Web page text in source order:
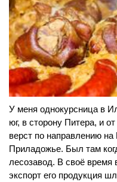
У меня однокурсница в
юг, в сторону Питера, и
верст по направлению
Приладожье. Был там
лесозавод. В своё
экспорт его продукция